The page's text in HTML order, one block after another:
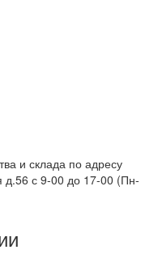
и склада по адресу
д.56 с 9-00 до 17-00 (Пн-